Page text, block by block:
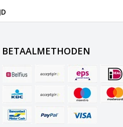
BETAALMETHODEN